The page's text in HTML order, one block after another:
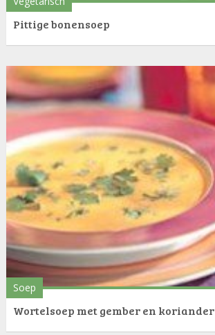
Pittige bonensoep
Soep
Wortelsoep met gember en koriander